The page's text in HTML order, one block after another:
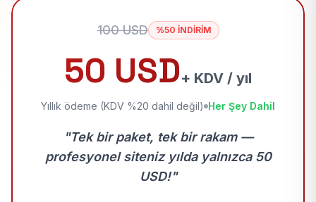
100 USD %50 İNDİRİM
50 USD+ KDV / yıl
Yıllık ödeme (KDV %20 dahil değil) Her Şey Dahil
"Tek bir paket, tek bir rakam —
profesyonel siteniz yılda yalnızca 50
USD!"